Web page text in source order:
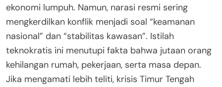
ekonomi lumpuh. Namun, narasi resmi sering
mengkerdilkan konflik menjadi soal “keamanan
nasional” dan “stabilitas kawasan”. Istilah
teknokratis ini menutupi fakta bahwa jutaan orang
kehilangan rumah, pekerjaan, serta masa depan.
Jika mengamati lebih teliti, krisis Timur Tengah